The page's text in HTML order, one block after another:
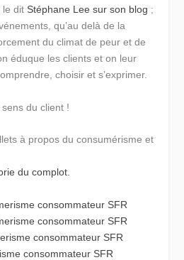
le dit Stéphane Lee sur son blog ;
qu’au delà de la
du climat de peur et de
éduque les clients et on leur
choisir et s’exprimer.
sens du client !
à propos du consumérisme et
du complot.
consommateur SFR
consommateur SFR
consommateur SFR
consommateur SFR